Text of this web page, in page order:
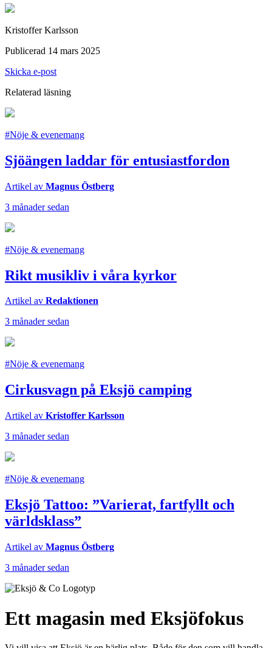
Kristoffer Karlsson
Publicerad 14 mars 2025
Skicka e-post
Relaterad läsning
#Nöje & evenemang
Sjöängen laddar för entusiastfordon
Artikel av Magnus Östberg
3 månader sedan
#Nöje & evenemang
Rikt musikliv i våra kyrkor
Artikel av Redaktionen
3 månader sedan
#Nöje & evenemang
Cirkusvagn på Eksjö camping
Artikel av Kristoffer Karlsson
3 månader sedan
#Nöje & evenemang
Eksjö Tattoo: ”Varierat, fartfyllt och
världsklass”
Artikel av Magnus Östberg
3 månader sedan
Ett magasin med Eksjöfokus